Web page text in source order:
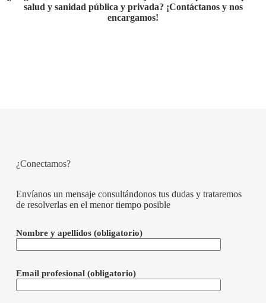
salud y sanidad pública y privada? ¡Contáctanos y nos
encargamos!
¿Conectamos?
Envíanos un mensaje consultándonos tus dudas y trataremos
de resolverlas en el menor tiempo posible
Nombre y apellidos (obligatorio)
Email profesional (obligatorio)